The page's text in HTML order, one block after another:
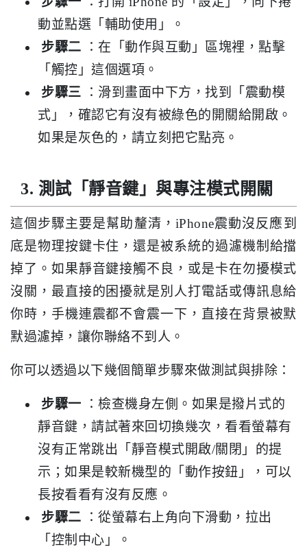
動並點選「輔助使用」。
步驟二
：在「動作與互動」區塊裡，點擊
「觸控」這個選項。
步驟三
：滑到畫面中下方，找到「震動模
式」，確認它有沒有被綠色的開關給開啟。
如果是灰色的，請立刻把它點亮。
3. 測試「靜音鍵」與專注模式開關
這個步驟主要是幫助釐清，iPhone震動沒反應到
底是物理按鍵卡住，還是被系統的過濾機制給擋
掉了。如果靜音鍵接觸不良，或是卡在勿擾模式
沒關，最直接的困擾就是別人打電話或傳訊息給
你時，手機連震都不會震一下，直接在背景被默
默過濾掉，讓你聯絡不到人。
你可以透過以下幾個簡單步驟來做測試與排除：
步驟一
：檢查機身左側。如果是撥片式的
靜音鍵，請試著來回切換幾次，看看螢幕有
沒有正常跳出「靜音模式開啟/關閉」的提
示；如果是較新機型的「動作按鈕」，可以
長按看看有沒有反應。
步驟二
：從螢幕右上角向下滑動，拉出
「控制中心」。